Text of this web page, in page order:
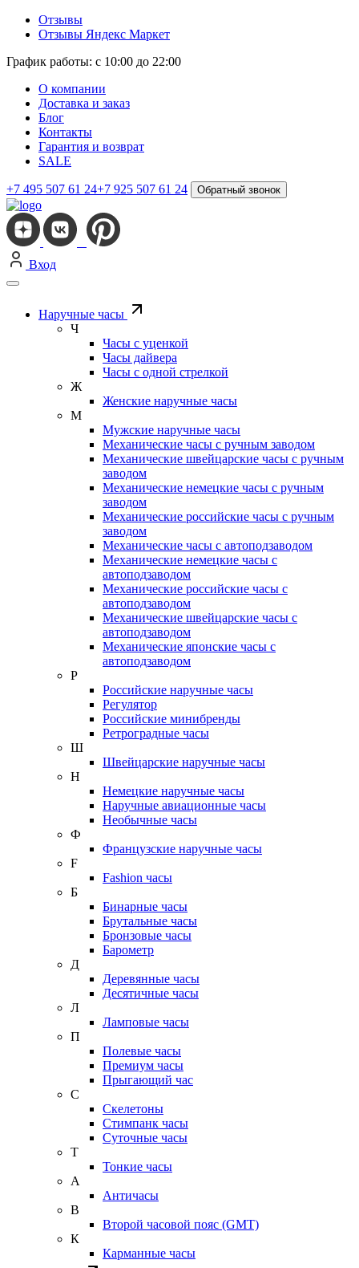
Отзывы
Отзывы Яндекс Маркет
График работы: с 10:00 до 22:00
О компании
Доставка и заказ
Блог
Контакты
Гарантия и возврат
SALE
+7 495 507 61 24+7 925 507 61 24 Обратный звонок
Вход
Наручные часы
Ч
Часы с уценкой
Часы дайвера
Часы с одной стрелкой
Ж
Женские наручные часы
М
Мужские наручные часы
Механические часы с ручным заводом
Механические швейцарские часы с ручным
заводом
Механические немецкие часы с ручным
заводом
Механические российские часы с ручным
заводом
Механические часы с автоподзаводом
Механические немецкие часы с
автоподзаводом
Механические российские часы с
автоподзаводом
Механические швейцарские часы с
автоподзаводом
Механические японские часы с
автоподзаводом
Р
Российские наручные часы
Регулятор
Российские минибренды
Ретроградные часы
Ш
Швейцарские наручные часы
Н
Немецкие наручные часы
Наручные авиационные часы
Необычные часы
Ф
Французские наручные часы
F
Fashion часы
Б
Бинарные часы
Брутальные часы
Бронзовые часы
Барометр
Д
Деревянные часы
Десятичные часы
Л
Ламповые часы
П
Полевые часы
Премиум часы
Прыгающий час
С
Скелетоны
Стимпанк часы
Суточные часы
Т
Тонкие часы
А
Античасы
В
Второй часовой пояс (GMT)
К
Карманные часы